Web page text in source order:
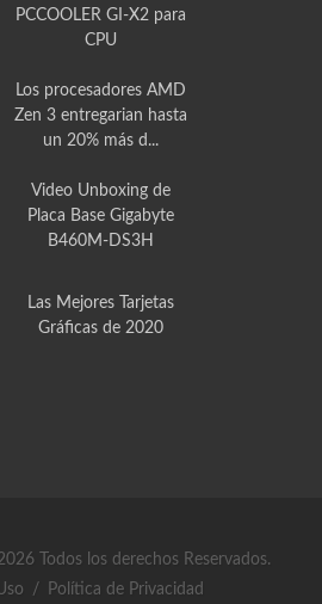
PCCOOLER GI-X2 para
CPU
Los procesadores AMD
Zen 3 entregarian hasta
un 20% más d...
Video Unboxing de
Placa Base Gigabyte
B460M-DS3H
Las Mejores Tarjetas
Gráficas de 2020
Todos los derechos Reservados.
/ Política de Privacidad